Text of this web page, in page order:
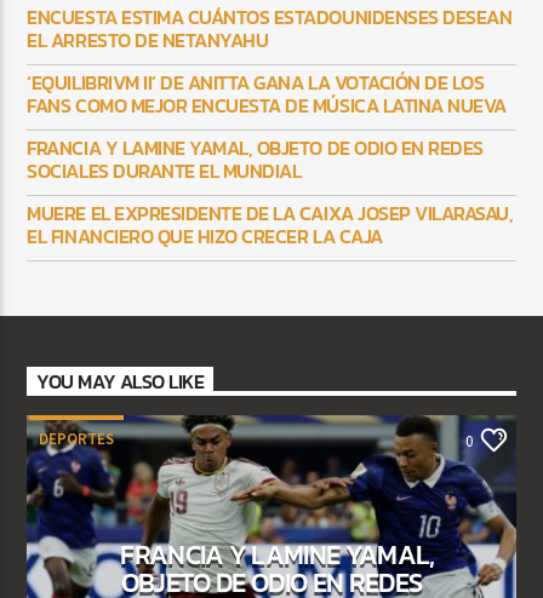
ENCUESTA ESTIMA CUÁNTOS ESTADOUNIDENSES DESEAN
EL ARRESTO DE NETANYAHU
‘EQUILIBRIVM II’ DE ANITTA GANA LA VOTACIÓN DE LOS
FANS COMO MEJOR ENCUESTA DE MÚSICA LATINA NUEVA
FRANCIA Y LAMINE YAMAL, OBJETO DE ODIO EN REDES
SOCIALES DURANTE EL MUNDIAL
MUERE EL EXPRESIDENTE DE LA CAIXA JOSEP VILARASAU,
EL FINANCIERO QUE HIZO CRECER LA CAJA
YOU MAY ALSO LIKE
DEPORTES 0
FRANCIA Y LAMINE YAMAL,
OBJETO DE ODIO EN REDES